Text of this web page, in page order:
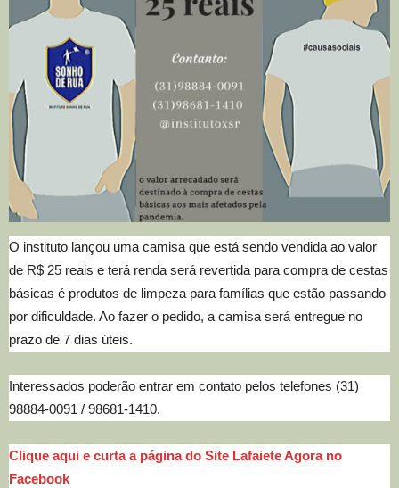
O instituto lançou uma camisa que está sendo vendida ao valor
de R$ 25 reais e terá renda será revertida para compra de cestas
básicas é produtos de limpeza para famílias que estão passando
por dificuldade. Ao fazer o pedido, a camisa será entregue no
prazo de 7 dias úteis.
Interessados poderão entrar em contato pelos telefones (31)
98884-0091 / 98681-1410.
Clique aqui e curta a página do Site Lafaiete Agora no
Facebook